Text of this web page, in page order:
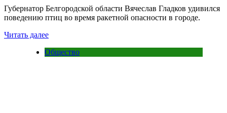
Губернатор Белгородской области Вячеслав Гладков удивился
поведению птиц во время ракетной опасности в городе.
Читать далее
Общество